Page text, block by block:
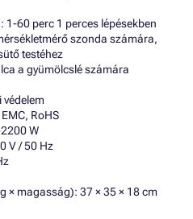
60 perc 1 perces lépésekben
szonda számára,
testéhez
a gyümölcslé számára
védelem
RoHS
W
V / 50 Hz
× magasság): 37 × 35 × 18 cm